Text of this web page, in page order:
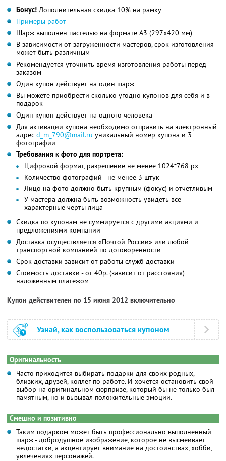
Бонус! Дополнительная скидка 10% на рамку
Примеры работ
Шарж выполнен пастелью на формате А3 (297х420 мм)
В зависимости от загруженности мастеров, срок изготовления
может быть различным
Рекомендуется уточнить время изготовления работы перед
заказом
Один купон действует на один шарж
Вы можете приобрести сколько угодно купонов для себя и в
подарок
Один купон действует на одного человека
Для активации купона необходимо отправить на электронный
адрес d_m_790@mail.ru уникальный номер купона и 3
фотографии
Требования к фото для портрета:
Цифровой формат, разрешение не менее 1024*768 px
Количество фотографий - не менее 3 штук
Лицо на фото должно быть крупным (фокус) и отчетливым
У мастера должна быть возможность увидеть все
характерные черты лица
Скидка по купонам не суммируется с другими акциями и
предложениями компании
Доставка осуществляется «Почтой России» или любой
транспортной компанией по договоренности
Срок доставки зависит от работы служб доставки
Стоимость доставки - от 40р. (зависит от расстояния)
наложенным платежом
Купон действителен по 15 июня 2012 включительно
Узнай, как воспользоваться купоном
Оригинальность
Часто приходится выбирать подарки для своих родных,
близких, друзей, коллег по работе. И хочется остановить свой
выбор на оригинальном сюрпризе, который бы не только был
памятным, но и вызывал положительные эмоции.
Смешно и позитивно
Таким подарком может быть профессионально выполненный
шарж - добродушное изображение, которое не высмеивает
недостатки, а акцентирует внимание на достоинствах, хобби,
увлечениях персонажей.